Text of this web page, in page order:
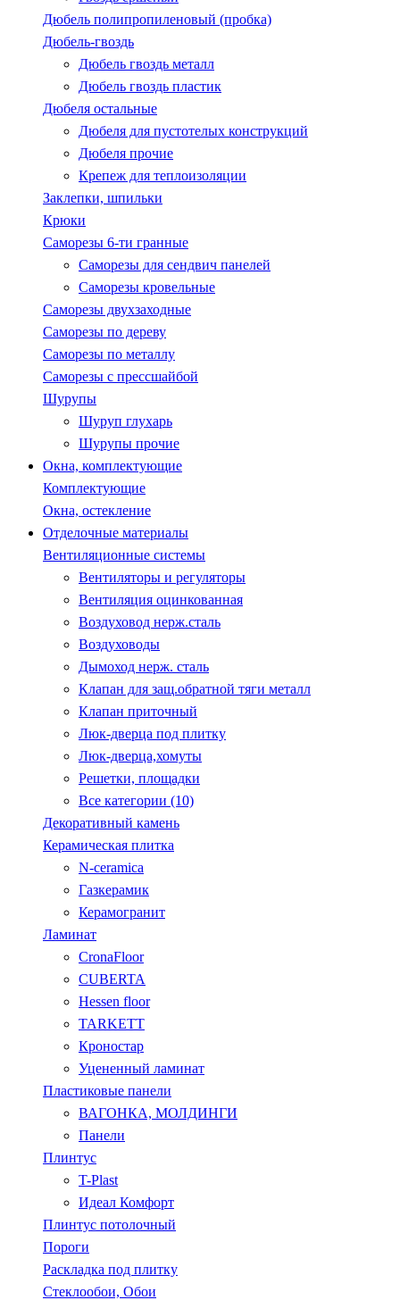
Дюбель полипропиленовый (пробка)
Дюбель-гвоздь
Дюбель гвоздь металл
Дюбель гвоздь пластик
Дюбеля остальные
Дюбеля для пустотелых конструкций
Дюбеля прочие
Крепеж для теплоизоляции
Заклепки, шпильки
Крюки
Саморезы 6-ти гранные
Саморезы для сендвич панелей
Саморезы кровельные
Саморезы двухзаходные
Саморезы по дереву
Саморезы по металлу
Саморезы с пресcшайбой
Шурупы
Шуруп глухарь
Шурупы прочие
Окна, комплектующие
Комплектующие
Окна, остекление
Отделочные материалы
Вентиляционные системы
Вентиляторы и регуляторы
Вентиляция оцинкованная
Воздуховод нерж.сталь
Воздуховоды
Дымоход нерж. сталь
Клапан для защ.обратной тяги металл
Клапан приточный
Люк-дверца под плитку
Люк-дверца,хомуты
Решетки, площадки
Все категории (10)
Декоративный камень
Керамическая плитка
N-ceramica
Газкерамик
Керамогранит
Ламинат
CronaFloor
CUBERTA
Hessen floor
TARKETT
Кроностар
Уцененный ламинат
Пластиковые панели
ВАГОНКА, МОЛДИНГИ
Панели
Плинтус
T-Plast
Идеал Комфорт
Плинтус потолочный
Пороги
Раскладка под плитку
Стеклообои, Обои